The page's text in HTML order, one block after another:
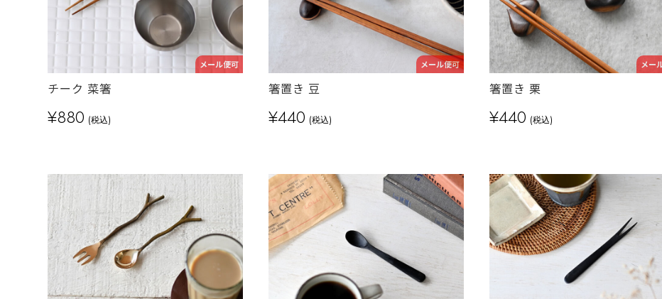
メール便可
チーク 菜箸
¥880 (税込)
メール便可
箸置き 豆
¥440 (税込)
メー
箸置き 栗
¥440 (税込)